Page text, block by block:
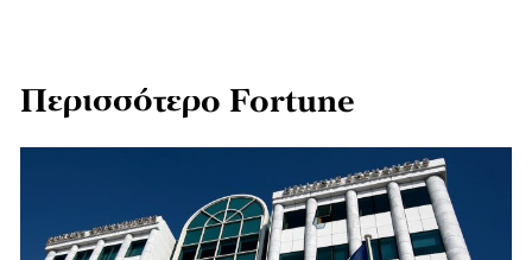
Περισσότερο Fortune